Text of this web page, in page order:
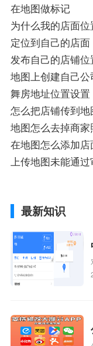
在地图做标记
为什么我的店面
定位到自己的店面
发布自己的店铺位
地图上创建自己公
舞房地址位置设置
怎么把店铺传到地
地图怎么去掉商家
在地图怎么添加
上传地图未能通
最新知识